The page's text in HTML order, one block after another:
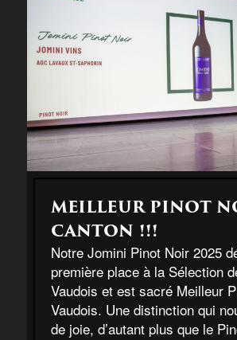
MEILLEUR PINOT
CANTON !!!
Notre Jomini Pinot Noir 2025
première place à la Sélection
Vaudois et est sacré Meilleur
Vaudois. Une distinction qui
de joie, d’autant plus que le